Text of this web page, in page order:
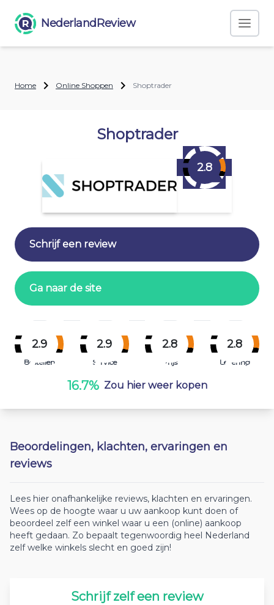
NederlandReview
Home Online Shoppen Shoptrader
Shoptrader
2.8
Schrijf een review
Ga naar de site
2.9
Bestellen
2.9
Service
2.8
Prijs
2.8
Levering
16.7% Zou hier weer kopen
Beoordelingen, klachten, ervaringen en
reviews
Lees hier onafhankelijke reviews, klachten en ervaringen.
Wees op de hoogte waar u uw aankoop kunt doen of
beoordeel zelf een winkel waar u een (online) aankoop
heeft gedaan. Zo bepaalt tegenwoordig heel Nederland
zelf welke winkels slecht en goed zijn!
Schrijf zelf een review